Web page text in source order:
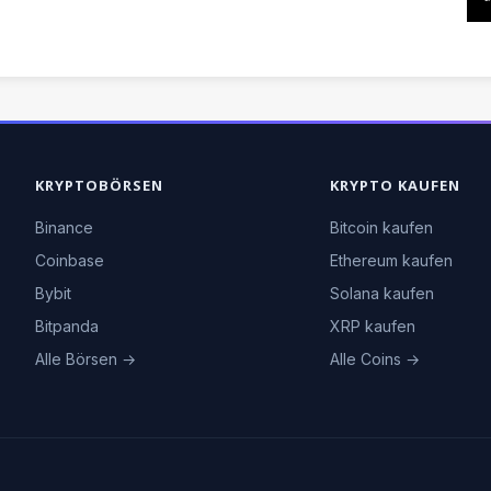
KRYPTOBÖRSEN
Binance
Coinbase
Bybit
Bitpanda
Alle Börsen →
KRYPTO KAUFEN
Bitcoin kaufen
Ethereum kaufen
Solana kaufen
XRP kaufen
Alle Coins →